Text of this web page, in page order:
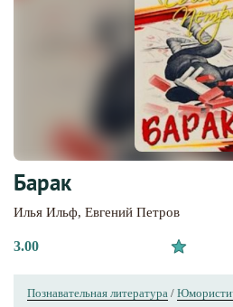
Барак
Илья Ильф, Евгений Петров
3.00
Познавательная литература /